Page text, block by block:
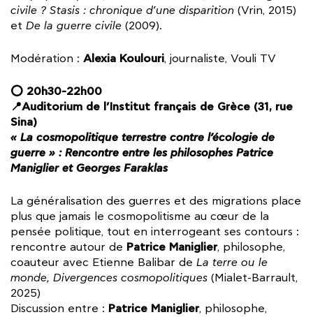
civile ? Stasis : chronique d’une disparition (Vrin, 2015)
et De la guerre civile (2009).
Modération : Alexia Koulouri, journaliste, Vouli TV
⭕ 20h30-22h00
📍Auditorium de l’Institut français de Grèce (31, rue
Sina)
« La cosmopolitique terrestre contre l’écologie de
guerre » : Rencontre entre les philosophes Patrice
Maniglier et Georges Faraklas
La généralisation des guerres et des migrations place
plus que jamais le cosmopolitisme au cœur de la
pensée politique, tout en interrogeant ses contours :
rencontre autour de Patrice Maniglier, philosophe,
coauteur avec Etienne Balibar de La terre ou le
monde, Divergences cosmopolitiques (Mialet-Barrault,
2025)
Discussion entre : Patrice Maniglier, philosophe,